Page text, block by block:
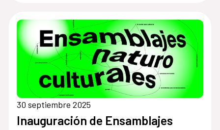
30 septiembre 2025
Inauguración de Ensamblajes